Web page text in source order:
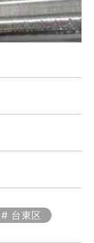
台東区